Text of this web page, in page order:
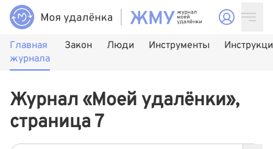
Главная
журнала
Закон Люди Инструменты
Журнал «Моей удалёнки»,
страница 7